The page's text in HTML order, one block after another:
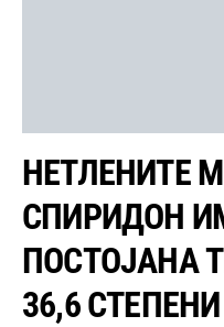
НЕТЛЕНИТЕ
СПИРИДОН
ПОСТОЈАНА
36,6 СТЕПЕНИ